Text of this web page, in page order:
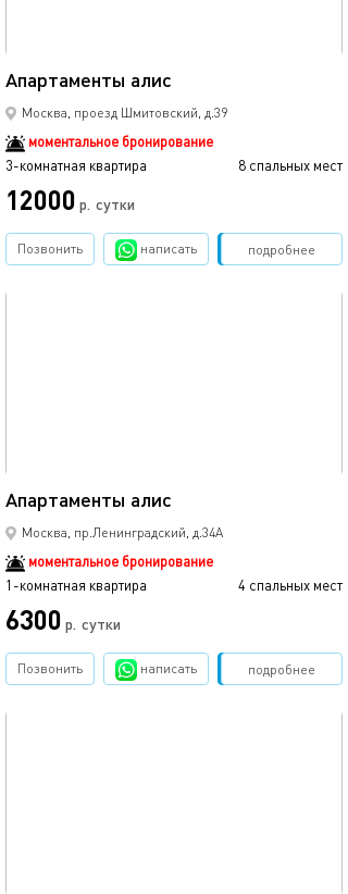
Апартаменты алис
Москва, проезд Шмитовский, д.39
моментальное бронирование
3-комнатная квартира
8 спальных мест
12000 р. сутки
подробнее
Позвонить написать Забронировать
Апартаменты алис
Москва, пр.Ленинградский, д.34А
моментальное бронирование
1-комнатная квартира
4 спальных мест
6300 р. сутки
подробнее
Позвонить написать Забронировать